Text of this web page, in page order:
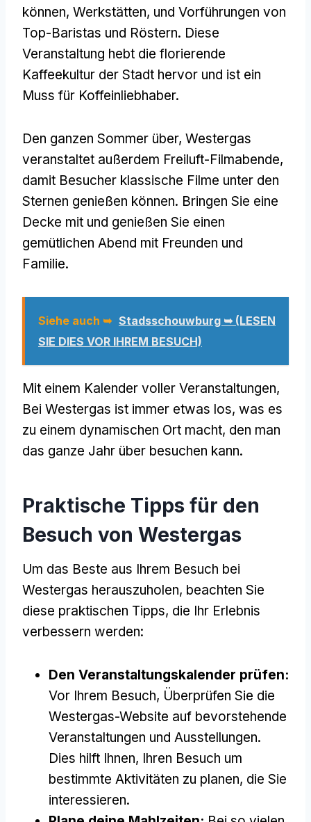
können, Werkstätten, und Vorführungen von
Top-Baristas und Röstern. Diese
Veranstaltung hebt die florierende
Kaffeekultur der Stadt hervor und ist ein
Muss für Koffeinliebhaber.
Den ganzen Sommer über, Westergas
veranstaltet außerdem Freiluft-Filmabende,
damit Besucher klassische Filme unter den
Sternen genießen können. Bringen Sie eine
Decke mit und genießen Sie einen
gemütlichen Abend mit Freunden und
Familie.
Siehe auch ➥ Stadsschouwburg ➥ (LESEN
SIE DIES VOR IHREM BESUCH)
Mit einem Kalender voller Veranstaltungen,
Bei Westergas ist immer etwas los, was es
zu einem dynamischen Ort macht, den man
das ganze Jahr über besuchen kann.
Praktische Tipps für den
Besuch von Westergas
Um das Beste aus Ihrem Besuch bei
Westergas herauszuholen, beachten Sie
diese praktischen Tipps, die Ihr Erlebnis
verbessern werden:
Den Veranstaltungskalender prüfen:
Vor Ihrem Besuch, Überprüfen Sie die
Westergas-Website auf bevorstehende
Veranstaltungen und Ausstellungen.
Dies hilft Ihnen, Ihren Besuch um
bestimmte Aktivitäten zu planen, die Sie
interessieren.